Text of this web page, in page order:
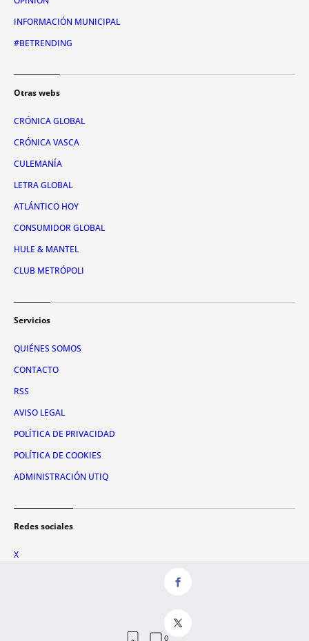
INFORMACIÓN MUNICIPAL
#BETRENDING
Otras webs
CRÓNICA GLOBAL
CRÓNICA VASCA
CULEMANÍA
LETRA GLOBAL
ATLÁNTICO HOY
CONSUMIDOR GLOBAL
HULE & MANTEL
CLUB METRÓPOLI
Servicios
QUIÉNES SOMOS
CONTACTO
RSS
AVISO LEGAL
POLÍTICA DE PRIVACIDAD
POLÍTICA DE COOKIES
ADMINISTRACIÓN UTIQ
Redes sociales
X